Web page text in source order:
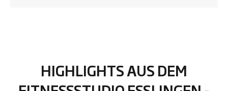
HIGHLIGHTS AUS DEM